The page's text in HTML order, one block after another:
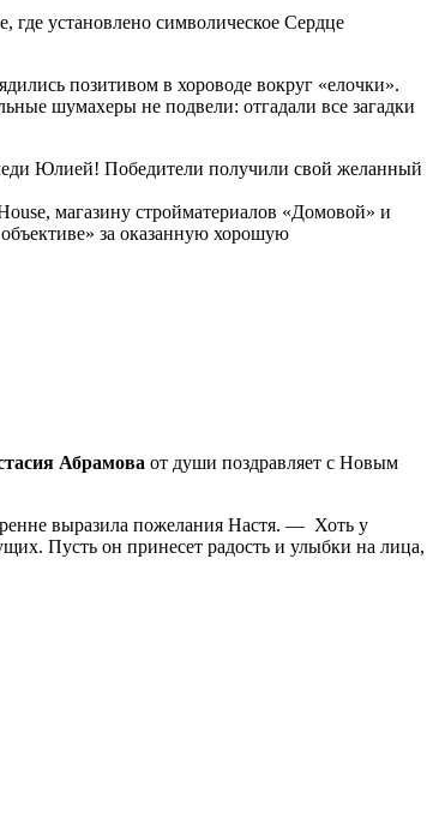
установлено символическое Сердце
позитивом в хороводе вокруг «елочки».
шумахеры не подвели: отгадали все загадки
Юлией! Победители получили свой желанный
магазину стройматериалов «Домовой» и
за оказанную хорошую
Абрамова от души поздравляет с Новым
выразила пожелания Настя. — Хоть у
Пусть он принесет радость и улыбки на лица,